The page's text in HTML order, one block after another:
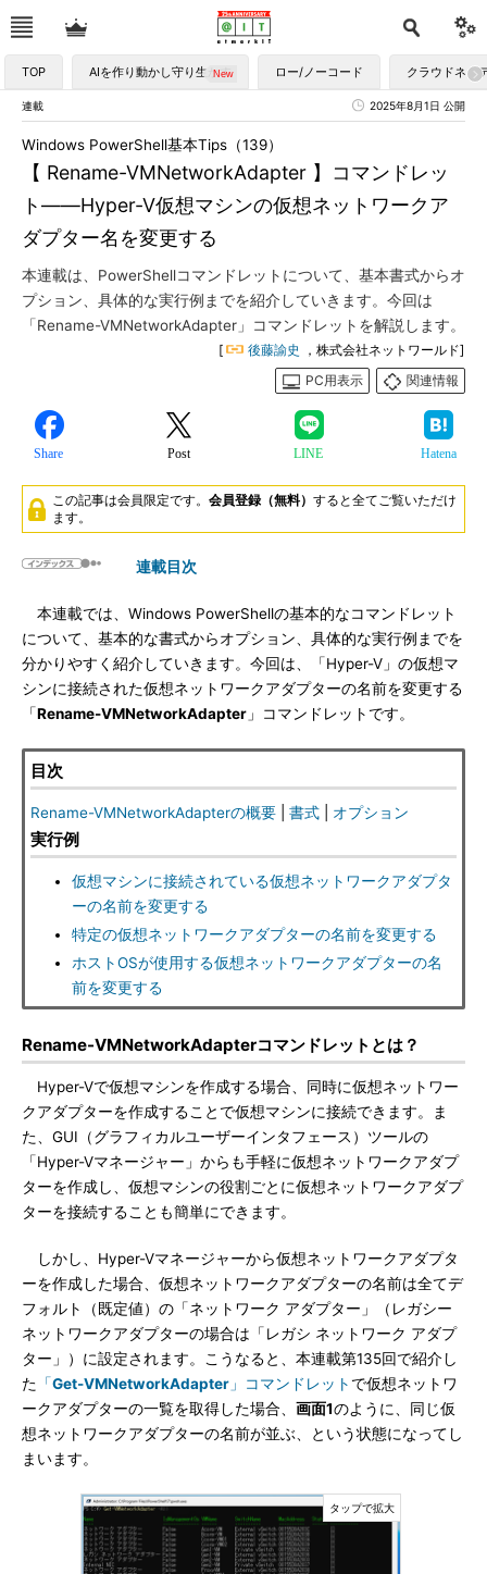
TOP AIを作り動かし守り生かす ロー/ノーコード クラウドネイ
連載 2025年8月1日 公開
【 Rename-VMNetworkAdapter 】コマンドレッ
ト――Hyper-V仮想マシンの仮想ネットワークア
ダプター名を変更する
Windows PowerShell基本Tips（139）
本連載は、PowerShellコマンドレットについて、基本書式からオ
プション、具体的な実行例までを紹介していきます。今回は
「Rename-VMNetworkAdapter」コマンドレットを解説します。
[ 後藤諭史
，株式会社ネットワールド]
PC用表示
関連情報
Share Post LINE Hatena
この記事は会員限定です。 会員登録（無料） すると全てご覧いただけ
ます。
連載目次
本連載では、Windows PowerShellの基本的なコマンドレット
について、基本的な書式からオプション、具体的な実行例までを
分かりやすく紹介していきます。今回は、「Hyper-V」の仮想マ
シンに接続された仮想ネットワークアダプターの名前を変更する
「Rename-VMNetworkAdapter 」コマンドレットです。
目次
Rename-VMNetworkAdapterの概要 書式 オプション
実行例
仮想マシンに接続されている仮想ネットワークアダプタ
ーの名前を変更する
特定の仮想ネットワークアダプターの名前を変更する
ホストOSが使用する仮想ネットワークアダプターの名
前を変更する
Rename-VMNetworkAdapterコマンドレットとは？
Hyper-Vで仮想マシンを作成する場合、同時に仮想ネットワー
クアダプターを作成することで仮想マシンに接続できます。ま
た、GUI（グラフィカルユーザーインタフェース）ツールの
「Hyper-Vマネージャー」からも手軽に仮想ネットワークアダプ
ターを作成し、仮想マシンの役割ごとに仮想ネットワークアダプ
ターを接続することも簡単にできます。
しかし、Hyper-Vマネージャーから仮想ネットワークアダプタ
ーを作成した場合、仮想ネットワークアダプターの名前は全てデ
フォルト（既定値）の「ネットワーク アダプター」（レガシー
ネットワークアダプターの場合は「レガシ ネットワーク アダプ
ター」）に設定されます。こうなると、本連載第135回で紹介し
た 「Get-VMNetworkAdapter 」コマンドレット で仮想ネットワ
ークアダプターの一覧を取得した場合、 画面1のように、同じ仮
想ネットワークアダプターの名前が並ぶ、という状態になってし
まいます。